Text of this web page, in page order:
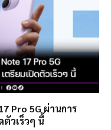
Pro 5G ผ่านการ
วเร็วๆ นี้